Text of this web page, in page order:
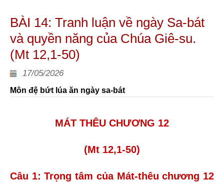
BÀI 14: Tranh luận về ngày Sa-bát
và quyền năng của Chúa Giê-su.
(Mt 12,1-50)
17/05/2026
Môn đệ bứt lúa ăn ngày sa-bát
MÁT THÊU CHƯƠNG 12
(Mt 12,1-50)
Câu 1: Trọng tâm của Mát-thêu chương 12